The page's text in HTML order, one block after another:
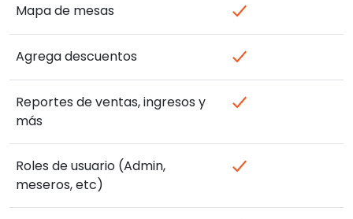
Mapa de mesas
Agrega descuentos
Reportes de ventas, ingresos y
más
Roles de usuario (Admin,
meseros, etc)